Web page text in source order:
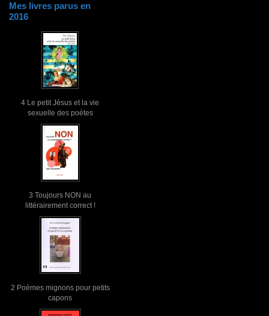
Mes livres parus en
2016
4 Le petit Jésus et la vie
sexuelle des poètes
3 Toujours NON au
littérairement correct !
2 Poèmes mignons pour petits
capons